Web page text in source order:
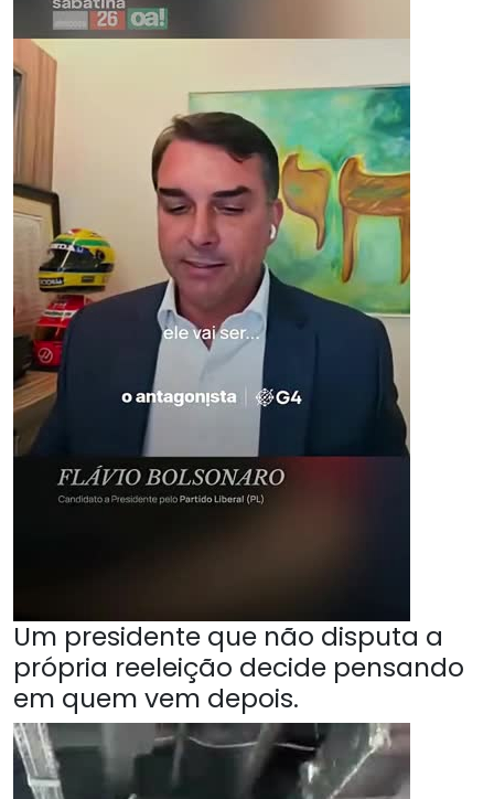
Um presidente que não disputa a
própria reeleição decide pensando
em quem vem depois.